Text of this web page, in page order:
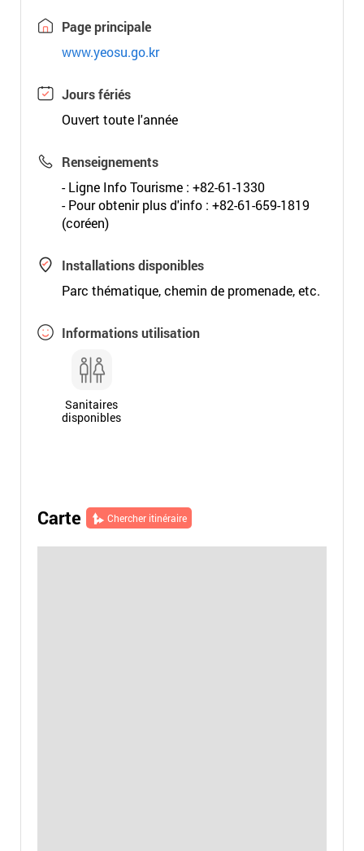
Page principale
www.yeosu.go.kr
Jours fériés
Ouvert toute l'année
Renseignements
- Ligne Info Tourisme : +82-61-1330
- Pour obtenir plus d'info : +82-61-659-1819
(coréen)
Installations disponibles
Parc thématique, chemin de promenade, etc.
Informations utilisation
Sanitaires
disponibles
Carte Chercher itinéraire